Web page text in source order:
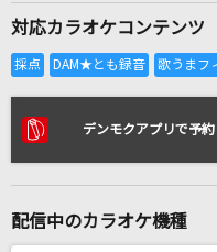
リアルタイム
[生音]太陽のKomachi
助演女優症2
対応カラオケコンテンツ
デンモクアプリで予約
配信中のカラオケ機種